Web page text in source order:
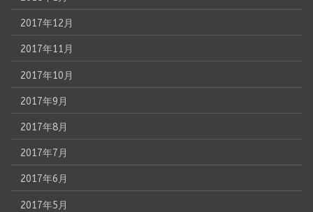
2017年12月
2017年11月
2017年10月
2017年9月
2017年8月
2017年7月
2017年6月
2017年5月